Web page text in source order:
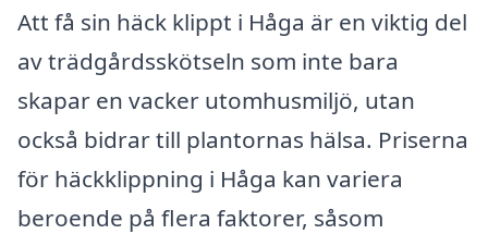
Att få sin häck klippt i Håga är en viktig del
av trädgårdsskötseln som inte bara
skapar en vacker utomhusmiljö, utan
också bidrar till plantornas hälsa. Priserna
för häckklippning i Håga kan variera
beroende på flera faktorer, såsom